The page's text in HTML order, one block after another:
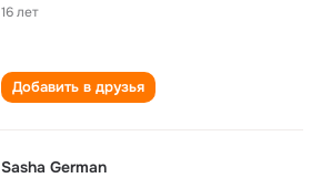
16 лет
Добавить в друзья
Sasha German